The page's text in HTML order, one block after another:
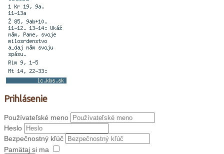
Prihlásenie
Používateľské meno
Heslo
Bezpečnostný kľúč
Pamätaj si ma